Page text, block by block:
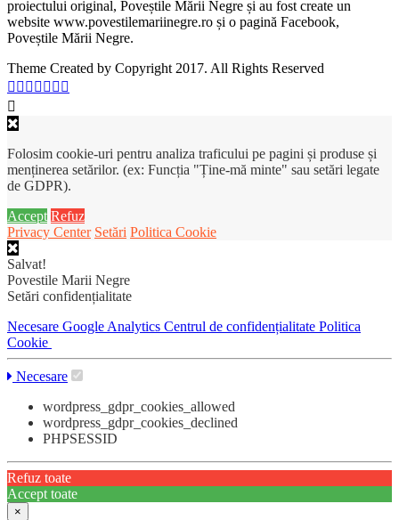
proiectului original, Poveștile Mării Negre și au fost create un
website www.povestilemariinegre.ro și o pagină Facebook,
Poveștile Mării Negre.
Theme Created by Copyright 2017. All Rights Reserved
Folosim cookie-uri pentru analiza traficului pe pagini și produse și
menținerea setărilor. (ex: Funcția "Ține-mă minte" sau setări legate
de GDPR).
Accept Refuz
Privacy Center Setări Politica Cookie
Salvat!
Povestile Marii Negre
Setări confidențialitate
Necesare Google Analytics Centrul de confidențialitate Politica
Cookie
Necesare
wordpress_gdpr_cookies_allowed
wordpress_gdpr_cookies_declined
PHPSESSID
Refuz toate
Accept toate
×